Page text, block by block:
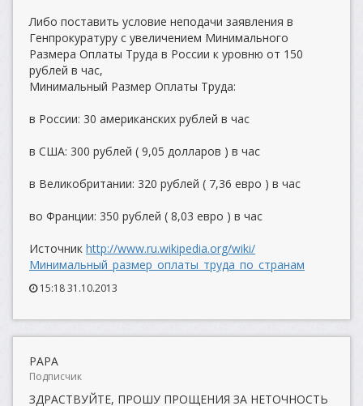
Либо поставить условие неподачи заявления в
Генпрокуратуру с увеличением Минимального
Размера Оплаты Труда в России к уровню от 150
рублей в час,
Минимальный Размер Оплаты Труда:
в России: 30 американских рублей в час
в США: 300 рублей ( 9,05 долларов ) в час
в Великобритании: 320 рублей ( 7,36 евро ) в час
во Франции: 350 рублей ( 8,03 евро ) в час
Источник http://www.ru.wikipedia.org/wiki/
Минимальный_размер_оплаты_труда_по_странам
15:18 31.10.2013
PAPA
Подписчик
ЗДРАСТВУЙТЕ, ПРОШУ ПРОЩЕНИЯ ЗА НЕТОЧНОСТЬ